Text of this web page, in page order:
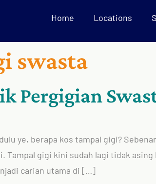
Home Locations
swasta
Pergigian
ye, berapa kos tampal gigi?
gigi kini sudah lagi tidak
carian utama di […]